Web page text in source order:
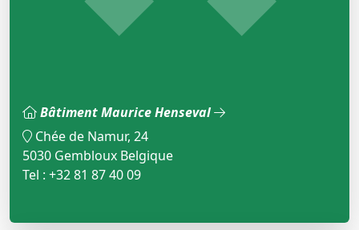
Bâtiment Maurice Henseval
Chée de Namur, 24
5030 Gembloux Belgique
Tel : +32 81 87 40 09